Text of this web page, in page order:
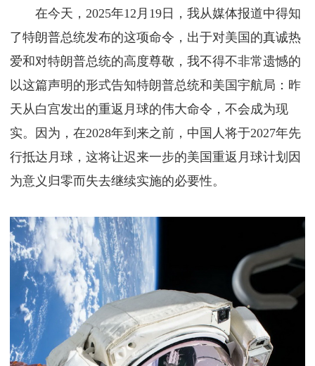
在今天，2025年12月19日，我从媒体报道中得知
了特朗普总统发布的这项命令，出于对美国的真诚热
爱和对特朗普总统的高度尊敬，我不得不非常遗憾的
以这篇声明的形式告知特朗普总统和美国宇航局：昨
天从白宫发出的重返月球的伟大命令，不会成为现
实。因为，在2028年到来之前，中国人将于2027年先
行抵达月球，这将让迟来一步的美国重返月球计划因
为意义归零而失去继续实施的必要性。